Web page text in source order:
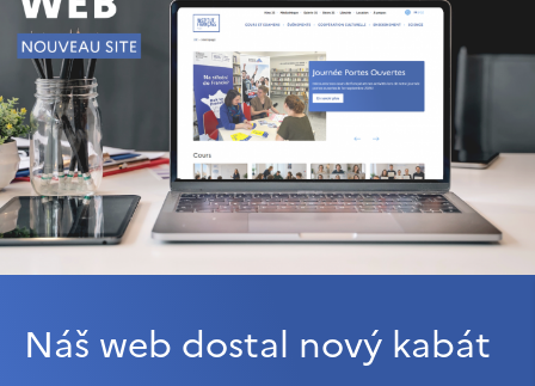
Náš web dostal nový kabát